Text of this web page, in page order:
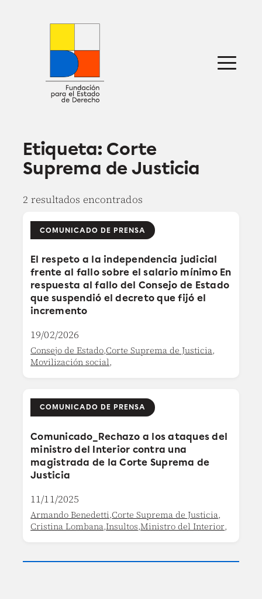
Sobre nosotros
Defensa jurídica
Prensa
Etiqueta: Corte
Suprema de Justicia
2 resultados encontrados
COMUNICADO DE PRENSA
El respeto a la independencia judicial
frente al fallo sobre el salario mínimo En
respuesta al fallo del Consejo de Estado
que suspendió el decreto que fijó el
incremento
19/02/2026
Consejo de Estado,Corte Suprema de Justicia,
Movilización social,
COMUNICADO DE PRENSA
Comunicado_Rechazo a los ataques del
ministro del Interior contra una
magistrada de la Corte Suprema de
Justicia
11/11/2025
Armando Benedetti,Corte Suprema de Justicia,
Cristina Lombana,Insultos,Ministro del Interior,